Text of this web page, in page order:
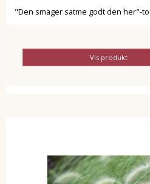
"Den smager satme godt den her"-
Vis produkt